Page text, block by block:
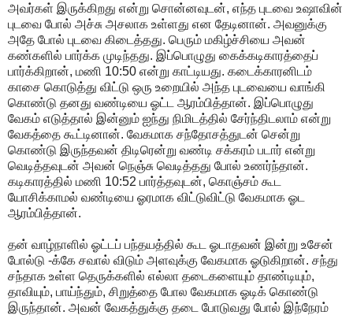
அவர்கள் இருக்கிறது என்று சொன்னவுடன், எந்த புடவை உஷாவின்
புடவை போல் அச்சு அசலாக உள்ளது என தேடினான். அவனுக்கு
அதே போல் புடவை கிடைத்தது. பெரும் மகிழ்ச்சியை அவன்
கண்களில் பார்க்க முடிந்தது. இப்பொழுது கைக்கடிகாரத்தைப்
பார்க்கிறான், மணி 10:50 என்று காட்டியது. கடைக்காரனிடம்
காசை கொடுத்து விட்டு ஒரு உறையில் அந்த புடவையை வாங்கி
கொண்டு தனது வண்டியை ஓட்ட ஆரம்பித்தான். இப்பொழுது
வேகம் எடுத்தால் இன்னும் ஐந்து நிமிடத்தில் சேர்ந்திடலாம் என்று
வேகத்தை கூட்டினான். வேகமாக சந்தோசத்துடன் சென்று
கொண்டு இருந்தவன் திடிரென்று வண்டி சக்கரம் படார் என்று
வெடித்தவுடன் அவன் நெஞ்சு வெடித்தது போல் உணர்ந்தான்.
கடிகாரத்தில் மணி 10:52 பார்த்தவுடன், கொஞ்சம் கூட
யோசிக்காமல் வண்டியை ஓரமாக விட்டுவிட்டு வேகமாக ஓட
ஆரம்பித்தான்.
தன் வாழ்நாளில் ஓட்டப் பந்தயத்தில் கூட ஓடாதவன் இன்று உசேன்
போல்டு -க்கே சவால் விடும் அளவுக்கு வேகமாக ஓடுகிறான். சந்து
சந்தாக உள்ள தெருக்களில் எல்லா தடைகளையும் தாண்டியும்,
தாவியும், பாய்ந்தும், சிறுத்தை போல வேகமாக ஓடிக் கொண்டு
இருந்தான். அவன் வேகத்துக்கு தடை போடுவது போல் இந்நேரம்